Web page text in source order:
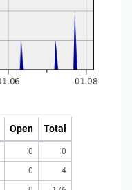
Open Total
0
0
0
4